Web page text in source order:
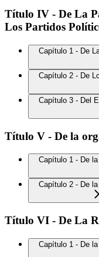
Título IV - De La
Los Partidos
Capítulo 1 - De
Capítulo 2 - De
Capítulo 3 - Del
Título V - De la
Capítulo 1 - De
Capítulo 2 - De
Título VI - De La
Capítulo 1 - De